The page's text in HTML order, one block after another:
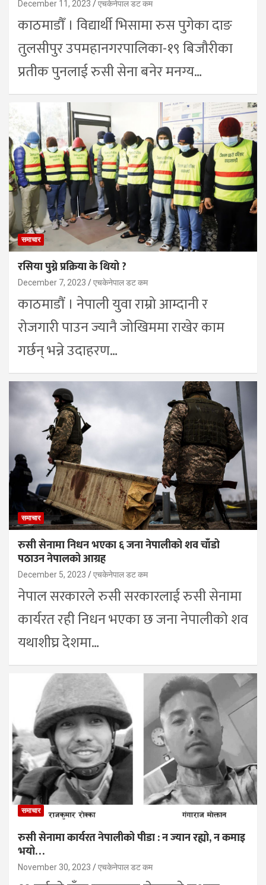
December 11, 2023 एचकेनेपाल डट कम
काठमाडौँ । विद्यार्थी भिसामा रुस पुगेका दाङ
तुलसीपुर उपमहानगरपालिका-१९ बिजौरीका
प्रतीक पुनलाई रुसी सेना बनेर मनग्य…
समाचार
रसिया पुग्ने प्रक्रिया के थियो ?
December 7, 2023 एचकेनेपाल डट कम
काठमाडौं । नेपाली युवा राम्रो आम्दानी र
रोजगारी पाउन ज्यानै जोखिममा राखेर काम
गर्छन् भन्ने उदाहरण…
समाचार
रुसी सेनामा निधन भएका ६ जना नेपालीको शव चाँडो
पठाउन नेपालको आग्रह
December 5, 2023 एचकेनेपाल डट कम
नेपाल सरकारले रुसी सरकारलाई रुसी सेनामा
कार्यरत रही निधन भएका छ जना नेपालीको शव
यथाशीघ्र देशमा…
समाचार
रुसी सेनामा कार्यरत नेपालीको पीडा : न ज्यान रह्यो, न कमाइ
भयो…
November 30, 2023 एचकेनेपाल डट कम